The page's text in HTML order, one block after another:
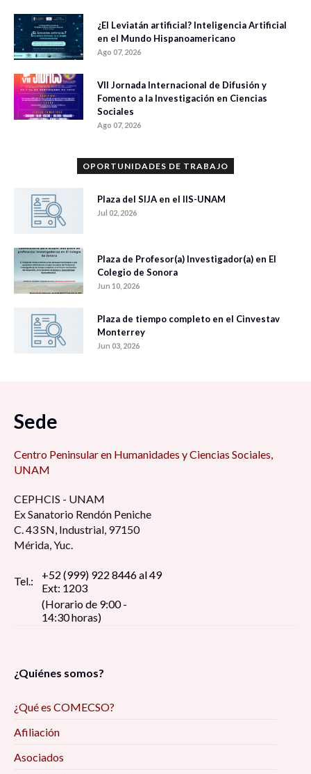
¿El Leviatán artificial? Inteligencia Artificial
en el Mundo Hispanoamericano
Ago 07, 2026
VII Jornada Internacional de Difusión y
Fomento a la Investigación en Ciencias
Sociales
Ago 07, 2026
OPORTUNIDADES DE TRABAJO
Plaza del SIJA en el IIS-UNAM
Jul 02, 2026
Plaza de Profesor(a) Investigador(a) en El
Colegio de Sonora
Jun 10, 2026
Plaza de tiempo completo en el Cinvestav
Monterrey
Jun 03, 2026
Sede
Centro Peninsular en Humanidades y Ciencias Sociales,
UNAM
CEPHCIS - UNAM
Ex Sanatorio Rendón Peniche
C. 43 SN, Industrial, 97150
Mérida, Yuc.
Tel.:
+52 (999) 922 8446 al 49
Ext: 1203
(Horario de 9:00 -
14:30 horas)
¿Quiénes somos?
¿Qué es COMECSO?
Afiliación
Asociados